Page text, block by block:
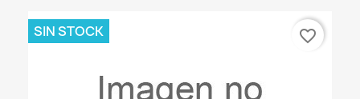
SIN STOCK favorite_border